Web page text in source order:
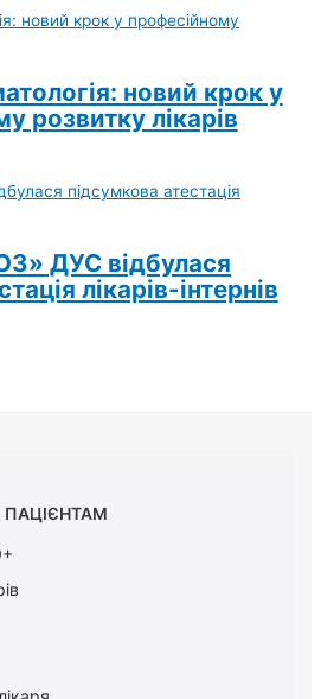
новий крок у
розвитку лікарів
ДУС відбулася
лікарів-інтернів
ПАЦІЄНТАМ